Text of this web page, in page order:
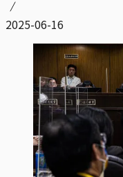
2025-06-16